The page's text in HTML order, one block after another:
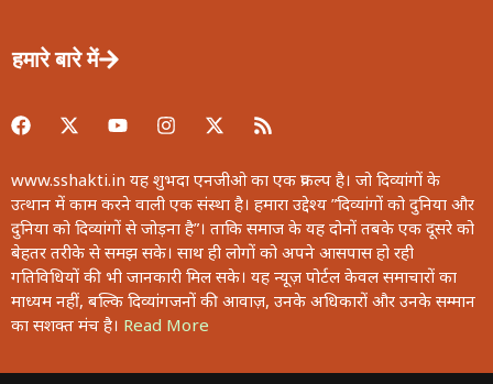
हमारे बारे में
www.sshakti.in यह शुभदा एनजीओ का एक प्रकल्प है। जो दिव्यांगों के
उत्थान में काम करने वाली एक संस्था है। हमारा उद्देश्य ”दिव्यांगों को दुनिया और
दुनिया को दिव्यांगों से जोड़ना है”। ताकि समाज के यह दोनों तबके एक दूसरे को
बेहतर तरीके से समझ सके। साथ ही लोगों को अपने आसपास हो रही
गतिविधियों की भी जानकारी मिल सके। यह न्यूज़ पोर्टल केवल समाचारों का
माध्यम नहीं, बल्कि दिव्यांगजनों की आवाज़, उनके अधिकारों और उनके सम्मान
का सशक्त मंच है। Read More